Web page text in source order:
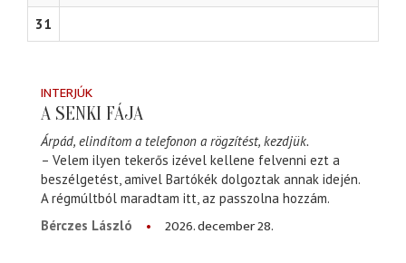
31
INTERJÚK
A SENKI FÁJA
Árpád, elindítom a telefonon a rögzítést, kezdjük.
– Velem ilyen tekerős izével kellene felvenni ezt a
beszélgetést, amivel Bartókék dolgoztak annak idején.
A régmúltból maradtam itt, az passzolna hozzám.
Bérczes László
2026. december 28.